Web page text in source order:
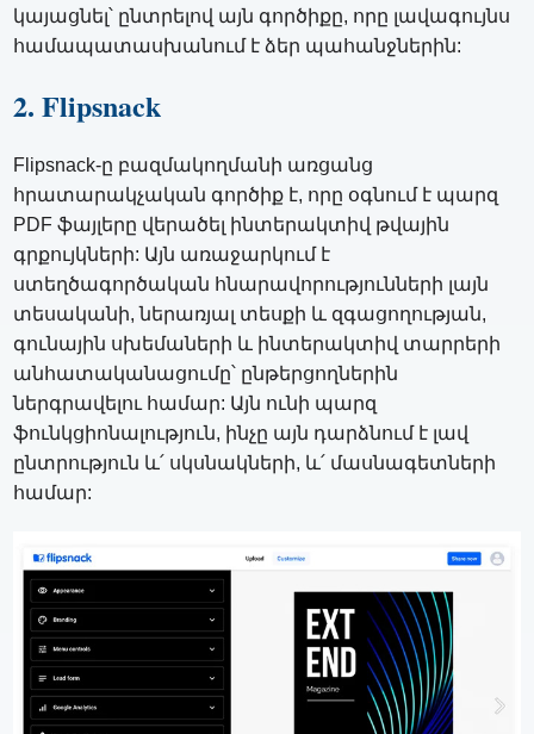
կայացնել՝ ընտրելով այն գործիքը, որը լավագույնս
համապատասխանում է ձեր պահանջներին:
2. Flipsnack
Flipsnack-ը բազմակողմանի առցանց
հրատարակչական գործիք է, որը օգնում է պարզ
PDF ֆայլերը վերածել ինտերակտիվ թվային
գրքույկների: Այն առաջարկում է
ստեղծագործական հնարավորությունների լայն
տեսականի, ներառյալ տեսքի և զգացողության,
գունային սխեմաների և ինտերակտիվ տարրերի
անհատականացումը՝ ընթերցողներին
ներգրավելու համար: Այն ունի պարզ
ֆունկցիոնալություն, ինչը այն դարձնում է լավ
ընտրություն և՛ սկսնակների, և՛ մասնագետների
համար: